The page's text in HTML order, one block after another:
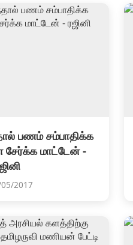
பணம் சம்பாதிக்க
மாட்டேன் -
2017